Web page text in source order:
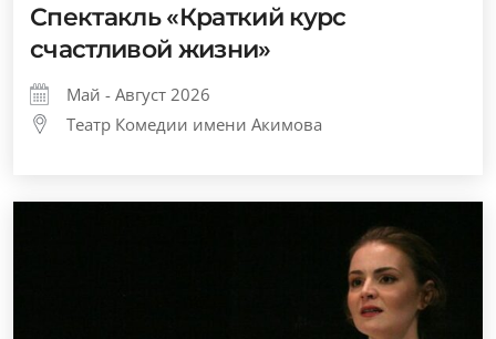
Спектакль «Краткий курс
счастливой жизни»
Май - Август 2026
Театр Комедии имени Акимова